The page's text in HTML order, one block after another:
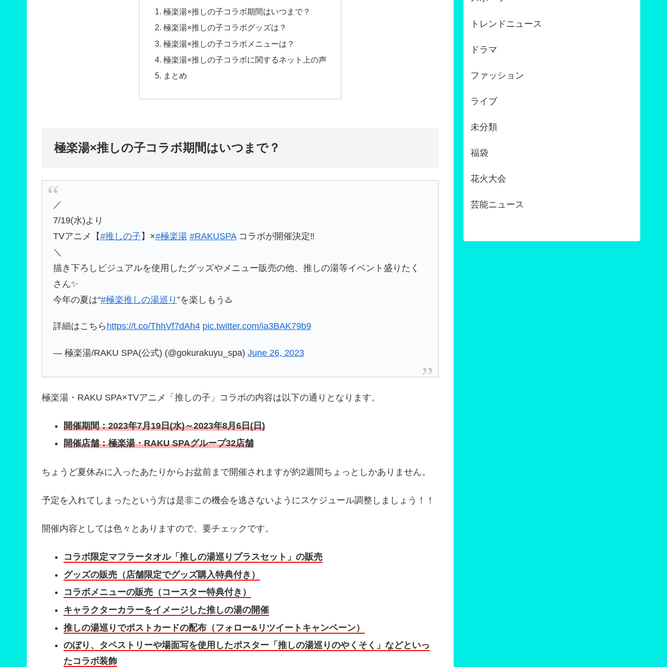
極楽湯×推しの子コラボ期間はいつまで？
極楽湯×推しの子コラボグッズは？
極楽湯×推しの子コラボメニューは？
極楽湯×推しの子コラボに関するネット上の声
まとめ
極楽湯×推しの子コラボ期間はいつまで？
／
7/19(水)より
TVアニメ【#推しの子 】×#極楽湯 #RAKUSPAコラボが開催決定‼️
＼
描き下ろしビジュアルを使用したグッズやメニュー販売の他、推しの湯等イベント盛りたく
さん✨
今年の夏は“#極楽推しの湯巡り ”を楽しもう♨️
詳細はこちら https://t.co/ThhVf7dAh4 pic.twitter.com/ia3BAK79b9
— 極楽湯/RAKU SPA(公式) (@gokurakuyu_spa) June 26, 2023
極楽湯・RAKU SPA×TVアニメ「推しの子」コラボの内容は以下の通りとなります。
開催期間：2023年7月19日(水)～2023年8月6日(日)
開催店舗：極楽湯・RAKU SPAグループ32店舗
ちょうど夏休みに入ったあたりからお盆前まで開催されますが約2週間ちょっとしかありません。
予定を入れてしまったという方は是非この機会を逃さないようにスケジュール調整しましょう！！
開催内容としては色々とありますので、要チェックです。
コラボ限定マフラータオル「推しの湯巡りプラスセット」の販売
グッズの販売（店舗限定でグッズ購入特典付き）
コラボメニューの販売（コースター特典付き）
キャラクターカラーをイメージした推しの湯の開催
推しの湯巡りでポストカードの配布（フォロー&リツイートキャンペーン）
のぼり、タペストリーや場面写を使用したポスター「推しの湯巡りのやくそく」などといっ
たコラボ装飾
トレンドニュース
ドラマ
ファッション
ライブ
未分類
福袋
花火大会
芸能ニュース